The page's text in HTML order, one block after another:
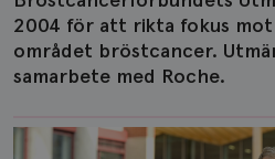
2004 för att rikta fokus mot
området bröstcancer.
samarbete med Roche.